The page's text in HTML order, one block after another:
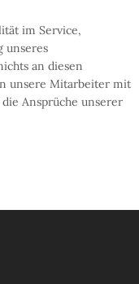
im Service,
unseres
an diesen
unsere Mitarbeiter mit
Ansprüche unserer